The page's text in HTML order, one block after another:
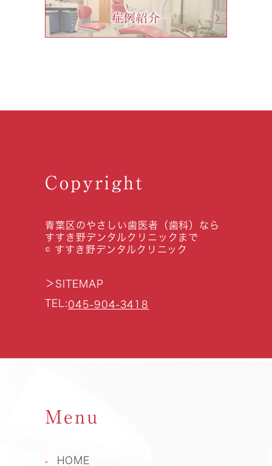
Copyright
青葉区のやさしい歯医者（歯科）なら
すすき野デンタルクリニックまで
© すすき野デンタルクリニック
＞ SITEMAP
TEL:045-904-3418
Menu
HOME